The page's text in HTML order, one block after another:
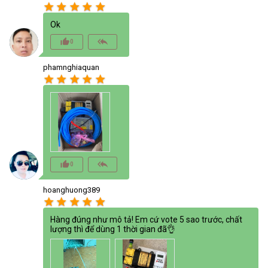
star star star star star
Ok
thumb_up_alt0 reply_all
phamnghiaquan
star star star star star
thumb_up_alt0 reply_all
hoanghuong389
star star star star star
Hàng đúng như mô tả! Em cứ vote 5 sao trước, chất
lượng thì để dùng 1 thời gian đã👌